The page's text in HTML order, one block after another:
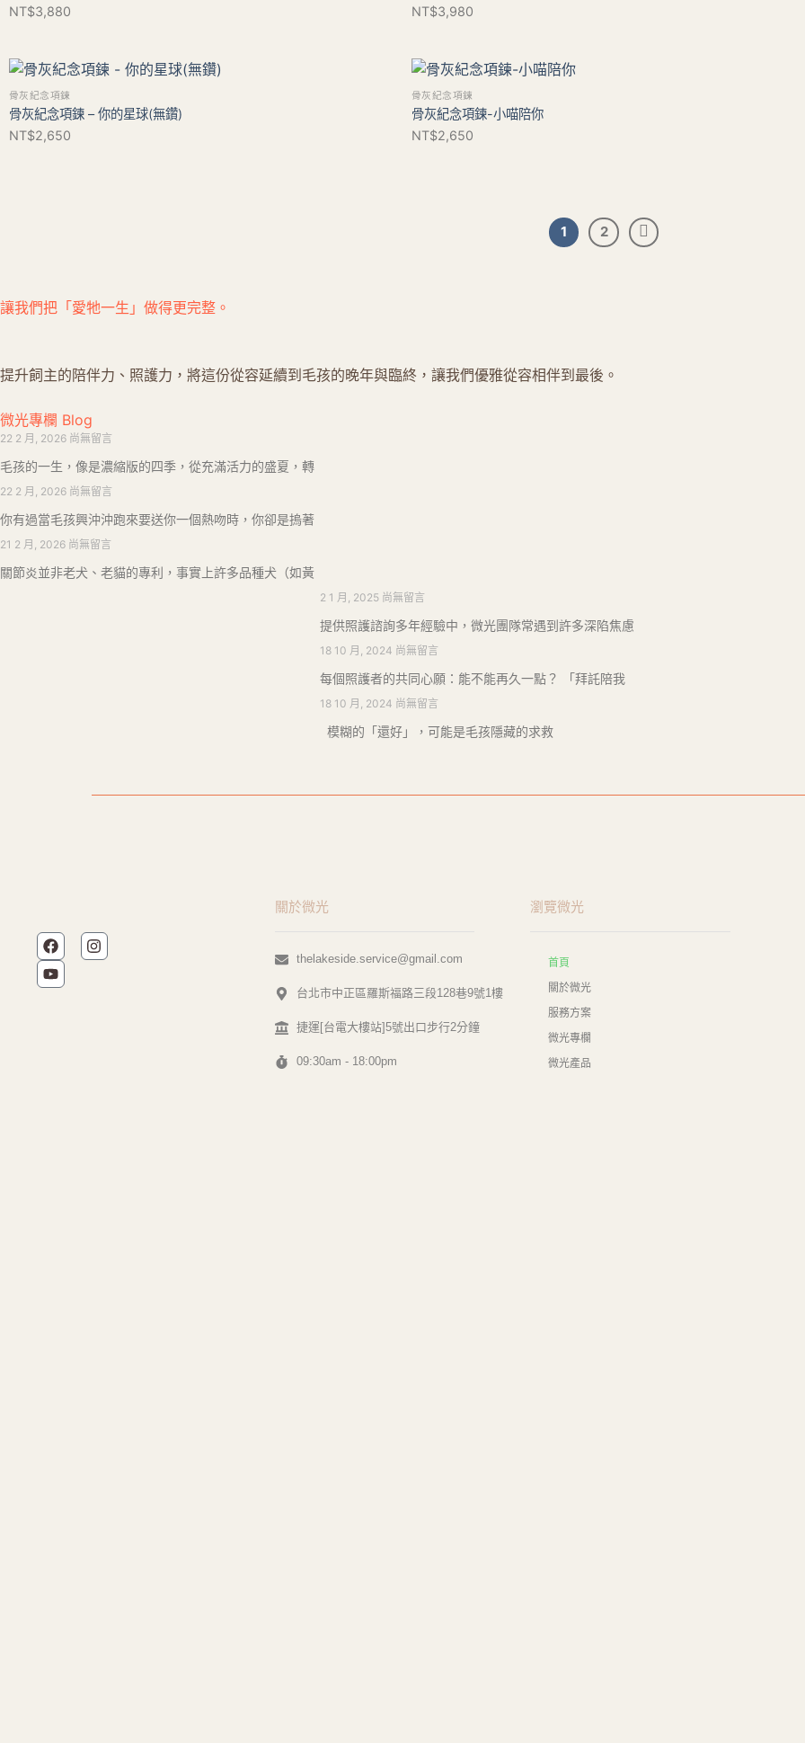
NT$3,880
NT$3,980
骨灰紀念項鍊
骨灰紀念項鍊 – 你的星球(無鑽)
NT$2,650
骨灰紀念項鍊
骨灰紀念項鍊-小喵陪你
NT$2,650
1 2
讓我們把「愛牠⼀⽣」做得更完整。
提升飼主的陪伴力、照護力，將這份從容延續到毛孩的晚年與臨終，讓我們優雅從容相伴到最後。
微光專欄 Blog
22 2 月, 2026 尚無留言
毛孩的一生，像是濃縮版的四季，從充滿活力的盛夏，轉
22 2 月, 2026 尚無留言
你有過當毛孩興沖沖跑來要送你一個熱吻時，你卻是摀著
21 2 月, 2026 尚無留言
關節炎並非老犬、老貓的專利，事實上許多品種犬（如黃
2 1 月, 2025 尚無留言
提供照護諮詢多年經驗中，微光團隊常遇到許多深陷焦慮
18 10 月, 2024 尚無留言
每個照護者的共同心願：能不能再久一點？ 「拜託陪我
18 10 月, 2024 尚無留言
模糊的「還好」，可能是毛孩隱藏的求救
關於微光
thelakeside.service@gmail.com
台北市中正區羅斯福路三段128巷9號1樓
捷運[台電大樓站]5號出口步行2分鐘
09:30am - 18:00pm
瀏覽微光
首頁
關於微光
服務方案
微光專欄
微光產品